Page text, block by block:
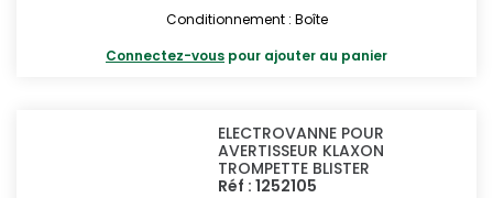
Conditionnement : Boîte
Connectez-vous pour ajouter au panier
ELECTROVANNE POUR
AVERTISSEUR KLAXON
TROMPETTE BLISTER
Réf : 1252105